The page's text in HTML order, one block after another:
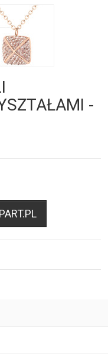
-